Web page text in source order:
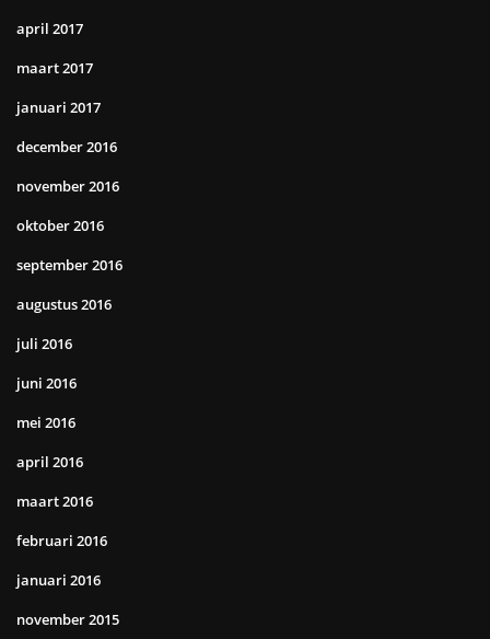
april 2017
maart 2017
januari 2017
december 2016
november 2016
oktober 2016
september 2016
augustus 2016
juli 2016
juni 2016
mei 2016
april 2016
maart 2016
februari 2016
januari 2016
november 2015